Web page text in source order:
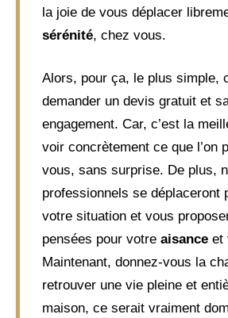
la joie de vous déplacer
sérénité, chez vous.
Alors, pour ça, le plus simple,
demander un devis gratuit et
engagement. Car, c’est la
voir concrètement ce que l’on
vous, sans surprise. De plus,
professionnels se déplaceront
votre situation et vous
pensées pour votre aisance et
Maintenant, donnez-vous la
retrouver une vie pleine et
maison, ce serait vraiment